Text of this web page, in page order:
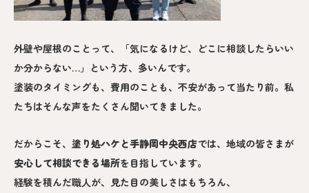
外壁や屋根のことって、「気になるけど、どこに相談したらいい
か分からない…」という方、多いんです。
塗装のタイミングも、費用のことも、不安があって当たり前。私
たちはそんな声をたくさん聞いてきました。
だからこそ、 塗り処ハケと手静岡中央西店では、地域の皆さまが
安心して相談できる場所を目指しています。
経験を積んだ職人が、見た目の美しさはもちろん、